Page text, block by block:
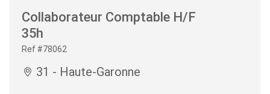
Collaborateur Comptable H/F
35h
Ref #78062
31 - Haute-Garonne